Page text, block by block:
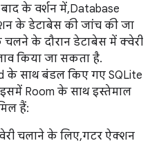
के वर्शन में, Database
के डेटाबेस की जांच की जा
के दौरान डेटाबेस में क्वेरी
किया जा सकता है.
के साथ बंडल किए गए SQLite
Room के साथ इस्तेमाल
हैं:
चलाने के लिए, गटर ऐक्शन